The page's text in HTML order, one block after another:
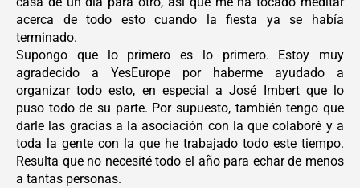
acerca de todo esto cuando la fiesta ya se había
terminado.
Supongo que lo primero es lo primero. Estoy muy
agradecido a YesEurope por haberme ayudado a
organizar todo esto, en especial a José Imbert que lo
puso todo de su parte. Por supuesto, también tengo que
darle las gracias a la asociación con la que colaboré y a
toda la gente con la que he trabajado todo este tiempo.
Resulta que no necesité todo el año para echar de menos
a tantas personas.